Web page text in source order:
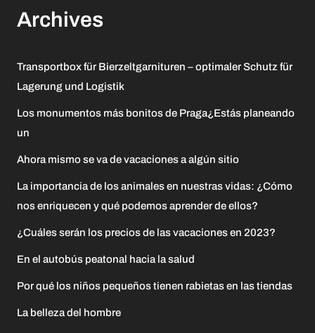
Archives
Transportbox für Bierzeltgarnituren – optimaler Schutz für
Lagerung und Logistik
Los monumentos más bonitos de Praga¿Estás planeando
un
Ahora mismo se va de vacaciones a algún sitio
La importancia de los animales en nuestras vidas: ¿Cómo
nos enriquecen y qué podemos aprender de ellos?
¿Cuáles serán los precios de las vacaciones en 2023?
En el autobús peatonal hacia la salud
Por qué los niños pequeños tienen rabietas en las tiendas
La belleza del hombre